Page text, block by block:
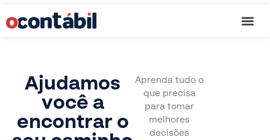
Ajudamos
você a
encontrar o
Aprenda tudo o
que precisa
para tomar
melhores
decisões